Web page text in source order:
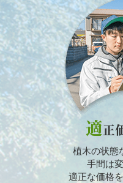
適正
植木の状態
手間は
適正な価格